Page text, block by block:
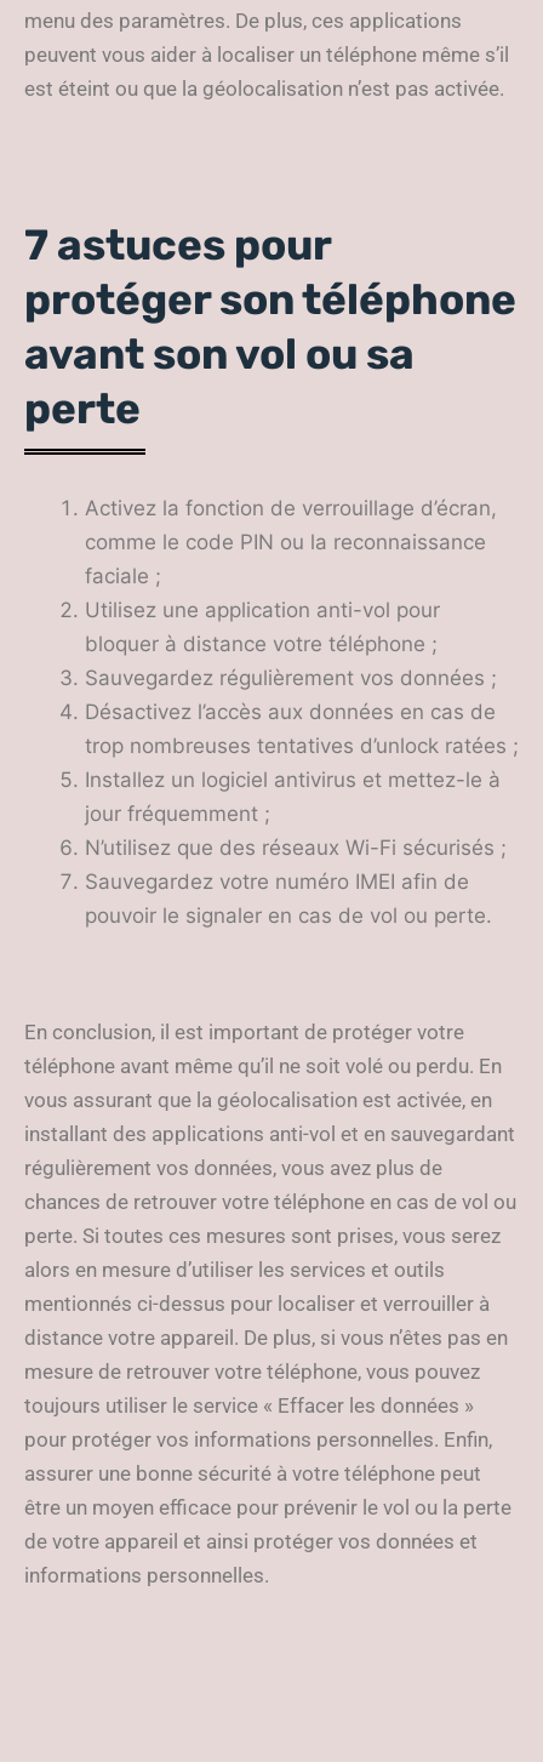
menu des paramètres. De plus, ces applications
peuvent vous aider à localiser un téléphone même s’il
est éteint ou que la géolocalisation n’est pas activée.
7 astuces pour
protéger son téléphone
avant son vol ou sa
perte
Activez la fonction de verrouillage d’écran,
comme le code PIN ou la reconnaissance
faciale ;
Utilisez une application anti-vol pour
bloquer à distance votre téléphone ;
Sauvegardez régulièrement vos données ;
Désactivez l’accès aux données en cas de
trop nombreuses tentatives d’unlock ratées ;
Installez un logiciel antivirus et mettez-le à
jour fréquemment ;
N’utilisez que des réseaux Wi-Fi sécurisés ;
Sauvegardez votre numéro IMEI afin de
pouvoir le signaler en cas de vol ou perte.
En conclusion, il est important de protéger votre
téléphone avant même qu’il ne soit volé ou perdu. En
vous assurant que la géolocalisation est activée, en
installant des applications anti-vol et en sauvegardant
régulièrement vos données, vous avez plus de
chances de retrouver votre téléphone en cas de vol ou
perte. Si toutes ces mesures sont prises, vous serez
alors en mesure d’utiliser les services et outils
mentionnés ci-dessus pour localiser et verrouiller à
distance votre appareil. De plus, si vous n’êtes pas en
mesure de retrouver votre téléphone, vous pouvez
toujours utiliser le service « Effacer les données »
pour protéger vos informations personnelles. Enfin,
assurer une bonne sécurité à votre téléphone peut
être un moyen efficace pour prévenir le vol ou la perte
de votre appareil et ainsi protéger vos données et
informations personnelles.